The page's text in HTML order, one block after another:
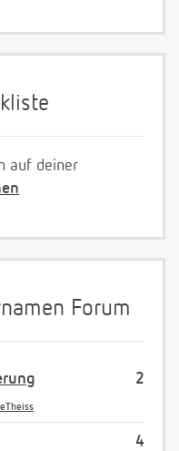
auf deiner
Forum
2
4